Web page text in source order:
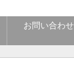
お問い合わせ